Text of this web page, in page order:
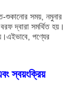
শুকানোর সময়, নমুনার
দ্বারা সমর্থিত হয়।
পণ্যের
স্বয়ংক্রিয়